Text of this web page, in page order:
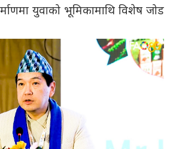
युवाको भूमिकामाथि विशेष जोड